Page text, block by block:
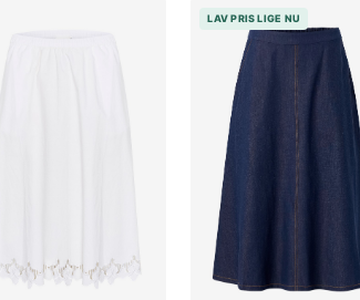
LAV PRIS LIGE NU